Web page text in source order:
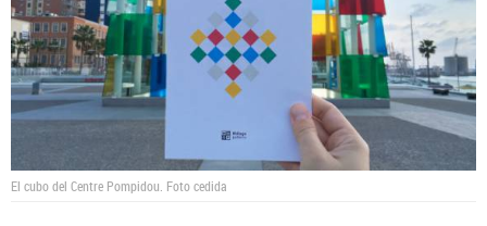
El cubo del Centre Pompidou. Foto cedida